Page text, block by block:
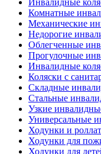
Инвалидные
Комнатные
Механические
Недорогие
Облегченные
Прогулочные
Инвалидные
Коляски с
Складные
Стальные
Узкие
Универсальные
Ходунки и
Ходунки для
Ходунки для